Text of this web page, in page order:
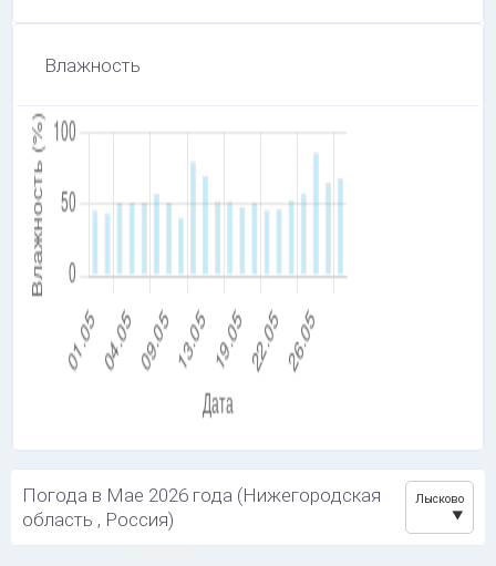
Влажность
Погода в Мае 2026 года (Нижегородская
область , Россия)
Лысково